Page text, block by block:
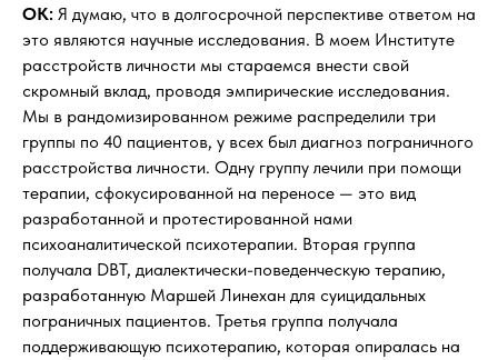
OK: Я думаю, что в долгосрочной перспективе ответом на
это являются научные исследования. В моем Институте
расстройств личности мы стараемся внести свой
скромный вклад, проводя эмпирические исследования.
Мы в рандомизированном режиме распределили три
группы по 40 пациентов, у всех был диагноз пограничного
расстройства личности. Одну группу лечили при помощи
терапии, сфокусированной на переносе — это вид
разработанной и протестированной нами
психоаналитической психотерапии. Вторая группа
получала DBT, диалектически-поведенческую терапию,
разработанную Маршей Линехан для суицидальных
пограничных пациентов. Третья группа получала
поддерживающую психотерапию, которая опиралась на